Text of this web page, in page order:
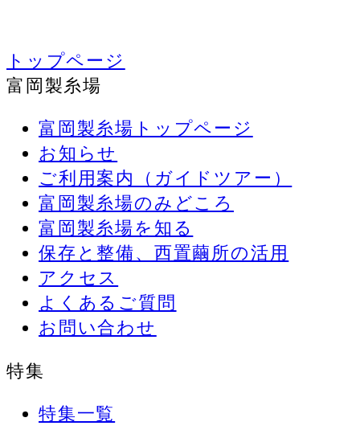
トップページ
富岡製糸場
富岡製糸場トップページ
お知らせ
ご利用案内（ガイドツアー）
富岡製糸場のみどころ
富岡製糸場を知る
保存と整備、西置繭所の活用
アクセス
よくあるご質問
お問い合わせ
特集
特集一覧